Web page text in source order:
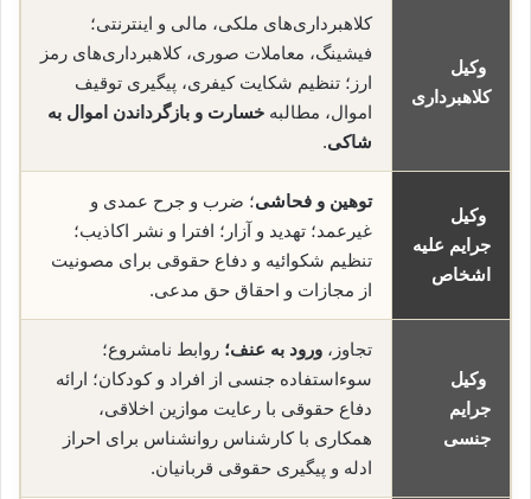
وکیل
کلاهبرداری
کلاهبرداری‌های ملکی، مالی و اینترنتی؛
فیشینگ، معاملات صوری، کلاهبرداری‌های رمز
ارز؛ تنظیم شکایت کیفری، پیگیری توقیف
اموال، مطالبه خسارت و بازگرداندن اموال به
شاکی.
وکیل
جرایم علیه
اشخاص
توهین و فحاشی؛ ضرب و جرح عمدی و
غیرعمد؛ تهدید و آزار؛ افترا و نشر اکاذیب؛
تنظیم شکوائیه و دفاع حقوقی برای مصونیت
از مجازات و احقاق حق مدعی.
وکیل
جرایم
جنسی
تجاوز، ورود به عنف؛ روابط نامشروع؛
سوءاستفاده جنسی از افراد و کودکان؛ ارائه
دفاع حقوقی با رعایت موازین اخلاقی،
همکاری با کارشناس روانشناس برای احراز
ادله و پیگیری حقوقی قربانیان.